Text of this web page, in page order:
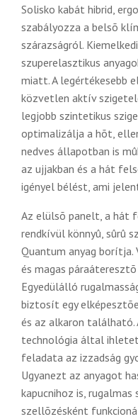
Solisko kabát hibrid,
szabályozza a belsõ
szárazságról.
szuperelasztikus
miatt. A legértékesebb
közvetlen aktív
legjobb szintetikus
optimalizálja a hõt,
nedves állapotban is
az ujjakban és a hát
igényel bélést, ami
Az elülsõ panelt, a hát
rendkívül könnyû, sûrû
Quantum anyag borítja.
és magas
Egyedülálló
biztosít egy
és az alkaron található.
technológia által
feladata az izzadság
Ugyanezt az anyagot
kapucnihoz is,
szellõzésként